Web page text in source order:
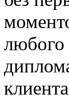
любого